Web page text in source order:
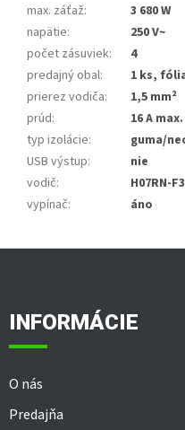
max. záťaž:
3 680 W
napätie:
250 V~
počet zásuviek:
4
predajný obal:
1 ks,
prierez vodiča:
1,5 mm²
prúd:
16 A max.
typ izolácie:
guma/
USB výstup:
nie
vodič:
H07RN-
vypínač: áno
INFORMÁCIE
O nás
Predajňa